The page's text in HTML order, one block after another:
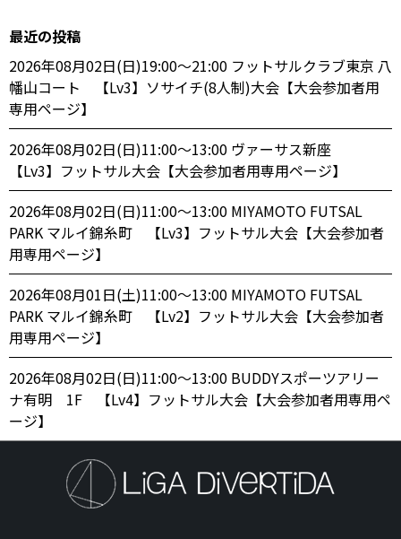
最近の投稿
2026年08月02日(日)19:00〜21:00 フットサルクラブ東京 八
幡山コート 【Lv3】ソサイチ(8人制)大会【大会参加者用
専用ページ】
2026年08月02日(日)11:00〜13:00 ヴァーサス新座
【Lv3】フットサル大会【大会参加者用専用ページ】
2026年08月02日(日)11:00〜13:00 MIYAMOTO FUTSAL
PARK マルイ錦糸町 【Lv3】フットサル大会【大会参加者
用専用ページ】
2026年08月01日(土)11:00〜13:00 MIYAMOTO FUTSAL
PARK マルイ錦糸町 【Lv2】フットサル大会【大会参加者
用専用ページ】
2026年08月02日(日)11:00〜13:00 BUDDYスポーツアリー
ナ有明 1F 【Lv4】フットサル大会【大会参加者用専用ペ
ージ】